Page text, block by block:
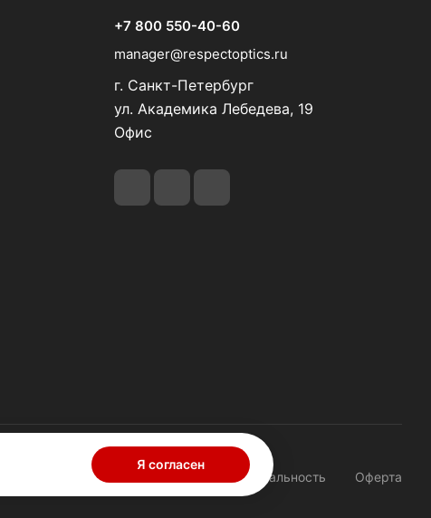
+7 800 550-40-60
manager@respectoptics.ru
г. Санкт-Петербург
ул. Академика Лебедева, 19
Офис
Конфиденциальность Оферта
Я согласен